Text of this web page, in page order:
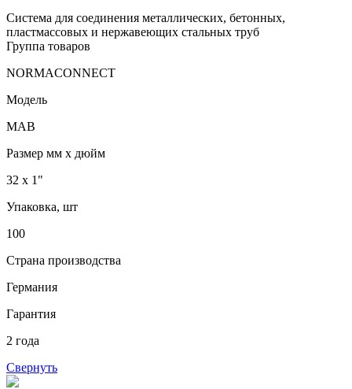
Система для соединения металлических, бетонных,
пластмассовых и нержавеющих стальных труб
Группа товаров
NORMACONNECT
Модель
MAB
Размер мм x дюйм
32 x 1"
Упаковка, шт
100
Страна производства
Германия
Гарантия
2 года
Свернуть